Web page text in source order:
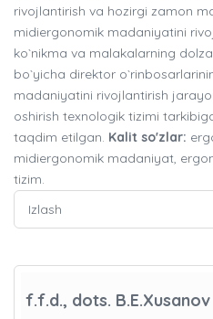
rivojlantirish va hozirgi zamon
midiergonomik madaniyatini
ko`nikma va malakalarning
bo`yicha direktor
madaniyatini rivojlantirish
oshirish texnologik tizimi
taqdim etilgan. Kalit so'zlar:
midiergonomik madaniyat,
tizim.
f.f.d., dots. B.E.Xusanov